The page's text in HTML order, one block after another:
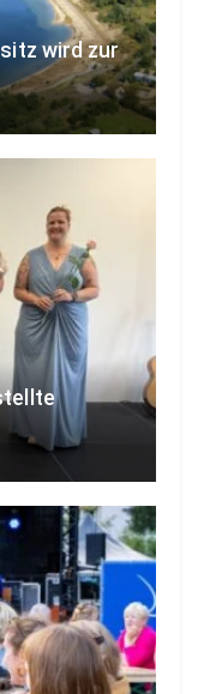
wird zur